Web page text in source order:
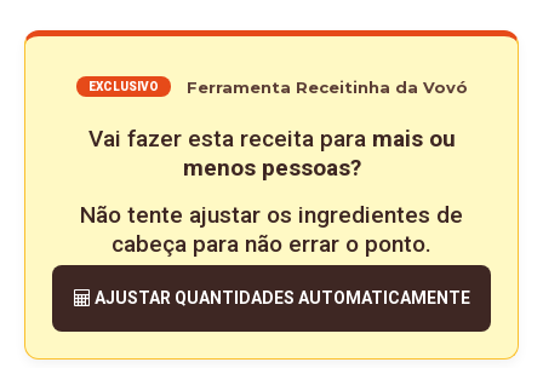
EXCLUSIVO Ferramenta Receitinha da Vovó
Vai fazer esta receita para mais ou
menos pessoas?
Não tente ajustar os ingredientes de
cabeça para não errar o ponto.
AJUSTAR QUANTIDADES AUTOMATICAMENTE